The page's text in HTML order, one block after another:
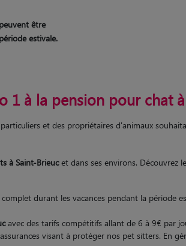
être
estivale.
1 à la pension pour chat
et des propriétaires d'animaux
à Saint-Brieucet dans ses environs. Découvrez
durant les vacances pendant la période
avec des tarifs compétitifs allant de 6 à 9€ par
visant à protéger nos pet sitters. En